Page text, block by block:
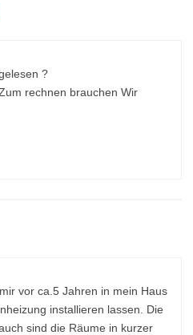
?
rechnen brauchen Wir
vor ca.5 Jahren in mein Haus
installieren lassen. Die
sind die Räume in kurzer